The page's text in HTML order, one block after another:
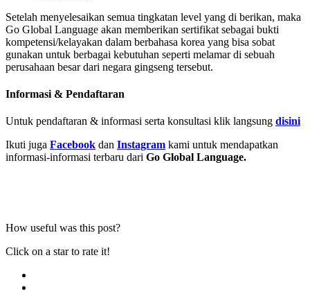
Setelah menyelesaikan semua tingkatan level yang di berikan, maka
Go Global Language akan memberikan sertifikat sebagai bukti
kompetensi/kelayakan dalam berbahasa korea yang bisa sobat
gunakan untuk berbagai kebutuhan seperti melamar di sebuah
perusahaan besar dari negara gingseng tersebut.
Informasi & Pendaftaran
Untuk pendaftaran & informasi serta konsultasi klik langsung disini
Ikuti juga Facebook dan Instagram kami untuk mendapatkan
informasi-informasi terbaru dari Go Global Language.
How useful was this post?
Click on a star to rate it!